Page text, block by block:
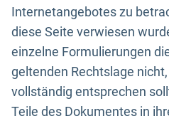
Internetangebotes zu
diese Seite verwiesen
einzelne Formulierungen
geltenden Rechtslage
vollständig entsprechen
Teile des Dokumentes in